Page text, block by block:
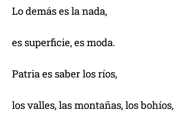
Lo demás es la nada,
es superficie, es moda.
Patria es saber los ríos,
los valles, las montañas, los bohíos,